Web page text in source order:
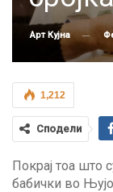
Арт Кујна
1,212
Сподели
Покрај тоа што
бабички во